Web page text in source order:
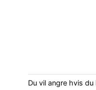
Du vil angre hvis du